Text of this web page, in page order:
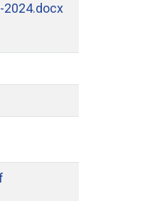
2024.docx